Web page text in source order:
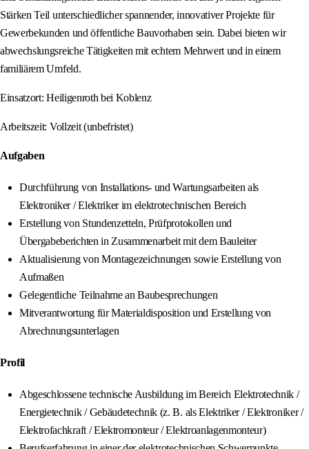
Stärken Teil unterschiedlicher spannender, innovativer Projekte für
Gewerbekunden und öffentliche Bauvorhaben sein. Dabei bieten wir
abwechslungsreiche Tätigkeiten mit echtem Mehrwert und in einem
familiärem Umfeld.
Einsatzort: Heiligenroth bei Koblenz
Arbeitszeit: Vollzeit (unbefristet)
Aufgaben
Durchführung von Installations- und Wartungsarbeiten als
Elektroniker / Elektriker im elektrotechnischen Bereich
Erstellung von Stundenzetteln, Prüfprotokollen und
Übergabeberichten in Zusammenarbeit mit dem Bauleiter
Aktualisierung von Montagezeichnungen sowie Erstellung von
Aufmaßen
Gelegentliche Teilnahme an Baubesprechungen
Mitverantwortung für Materialdisposition und Erstellung von
Abrechnungsunterlagen
Profil
Abgeschlossene technische Ausbildung im Bereich Elektrotechnik /
Energietechnik / Gebäudetechnik (z. B. als Elektriker / Elektroniker /
Elektrofachkraft / Elektromonteur / Elektroanlagenmonteur)